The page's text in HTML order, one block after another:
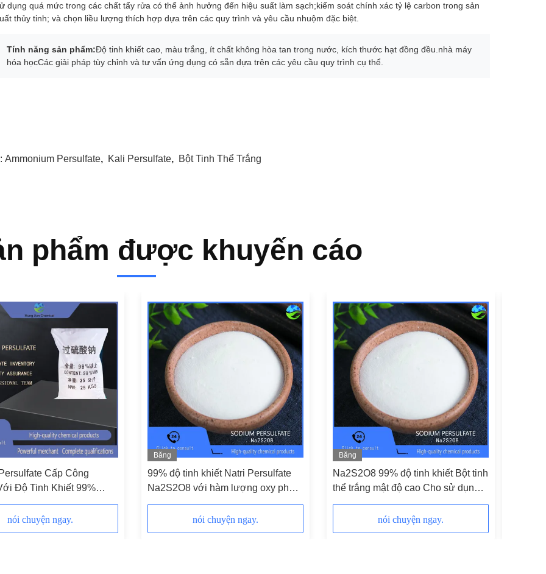
dụng quá mức trong các chất tẩy rửa có thể ảnh hưởng đến hiệu suất làm sạch;kiểm soát chính xác tỷ lệ carbon trong sản
thủy tinh; và chọn liều lượng thích hợp dựa trên các quy trình và yêu cầu nhuộm đặc biệt.
Tính năng sản phẩm:Độ tinh khiết cao, màu trắng, ít chất không hòa tan trong nước, kích thước hạt đồng đều.nhà máy
hóa họcCác giải pháp tùy chỉnh và tư vấn ứng dụng có sẵn dựa trên các yêu cầu quy trình cụ thể.
Ammonium Persulfate, Kali Persulfate, Bột Tinh Thể Trắng
phẩm được khuyến cáo
Cấp Công
Độ Tinh Khiết 99%
27-1 pH 4.5-6.5
nói chuyện ngay.
Băng
hình
99% độ tinh khiết Natri Persulfate
Na2S2O8 với hàm lượng oxy phản
ứng cao, kim loại nặng thấp
nói chuyện ngay.
Băng
hình
Na2S2O8 99% độ tinh khiết Bột tinh
thể trắng mật độ cao Cho sử dụng
công nghiệp
nói chuyện ngay.